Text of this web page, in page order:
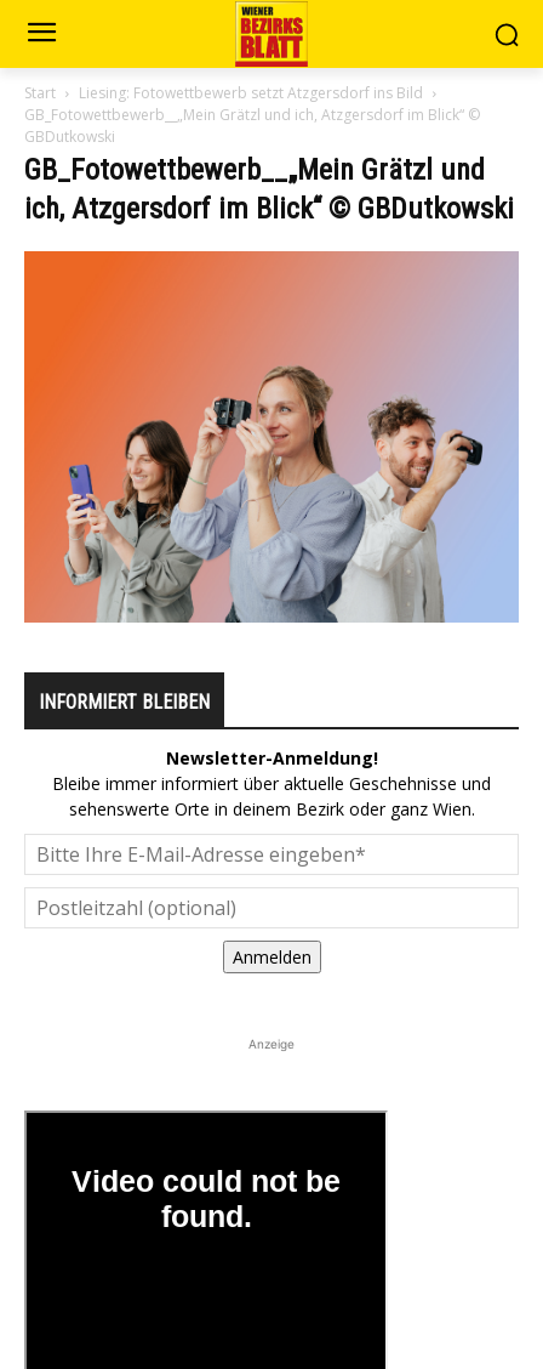
Start
Liesing: Fotowettbewerb setzt Atzgersdorf ins Bild
GB_Fotowettbewerb__„Mein Grätzl und ich, Atzgersdorf im Blick“ ©
GBDutkowski
GB_Fotowettbewerb__„Mein Grätzl und
ich, Atzgersdorf im Blick“ © GBDutkowski
INFORMIERT BLEIBEN
Newsletter-Anmeldung!
Bleibe immer informiert über aktuelle Geschehnisse und
sehenswerte Orte in deinem Bezirk oder ganz Wien.
Anmelden
Anzeige